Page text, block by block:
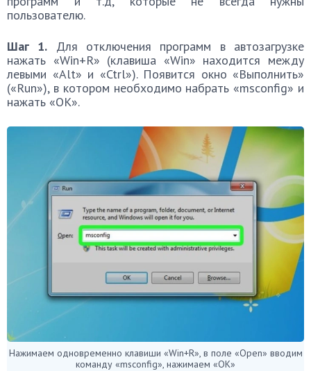
пользователю.
Шаг 1. Для отключения программ в автозагрузке
нажать «Win+R» (клавиша «Win» находится между
левыми «Alt» и «Ctrl»). Появится окно «Выполнить»
(«Run»), в котором необходимо набрать «msconfig» и
нажать «ОК».
Нажимаем одновременно клавиши «Win+R», в поле «Open» вводим
команду «msconfig», нажимаем «ОК»